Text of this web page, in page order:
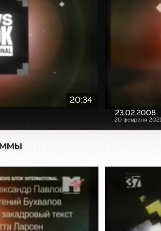
20:34
23.02.2008
20 февраля
Заставка